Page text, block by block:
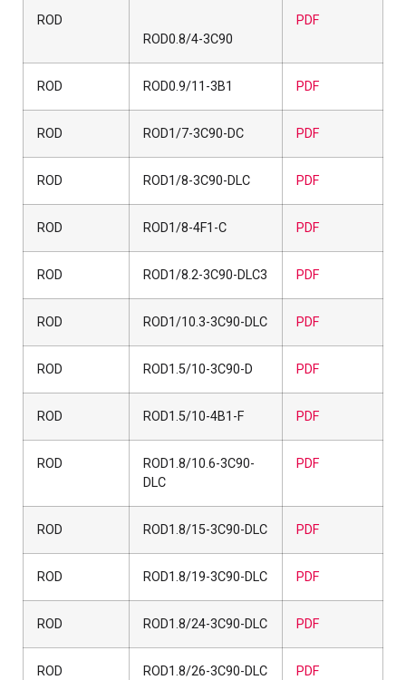
ROD
ROD0.8/4-3C90
PDF
ROD ROD0.9/11-3B1 PDF
ROD ROD1/7-3C90-DC PDF
ROD ROD1/8-3C90-DLC PDF
ROD ROD1/8-4F1-C PDF
ROD ROD1/8.2-3C90-DLC3 PDF
ROD ROD1/10.3-3C90-DLC PDF
ROD ROD1.5/10-3C90-D PDF
ROD ROD1.5/10-4B1-F PDF
ROD
ROD1.8/10.6-3C90-
DLC
PDF
ROD ROD1.8/15-3C90-DLC PDF
ROD ROD1.8/19-3C90-DLC PDF
ROD ROD1.8/24-3C90-DLC PDF
ROD ROD1.8/26-3C90-DLC PDF